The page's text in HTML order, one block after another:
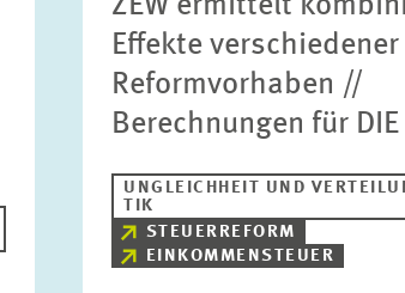
Effekte verschiedener
Reformvorhaben //
Berechnungen für DIE
UNGLEICHHEIT UND
TIK
STEUERREFORM
EINKOMMENSTEUER